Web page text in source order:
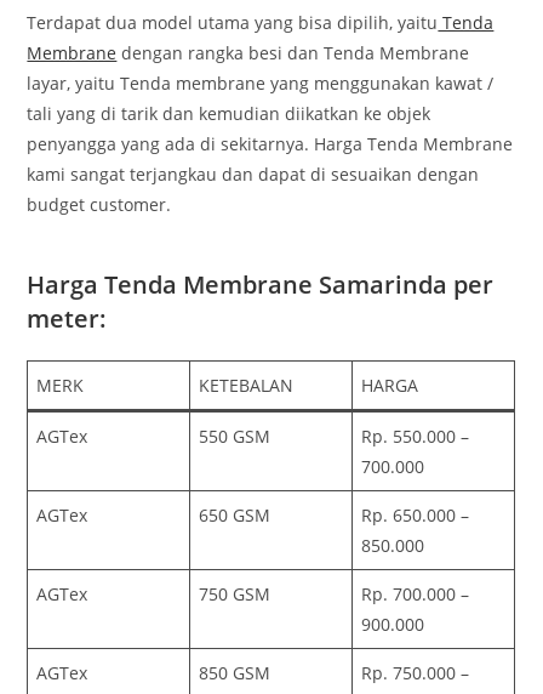
Terdapat dua model utama yang bisa dipilih, yaitu Tenda
Membrane dengan rangka besi dan Tenda Membrane
layar, yaitu Tenda membrane yang menggunakan kawat /
tali yang di tarik dan kemudian diikatkan ke objek
penyangga yang ada di sekitarnya. Harga Tenda Membrane
kami sangat terjangkau dan dapat di sesuaikan dengan
budget customer.
Harga Tenda Membrane Samarinda per
meter:
MERK KETEBALAN HARGA
AGTex 550 GSM
Rp. 550.000 –
700.000
AGTex 650 GSM
Rp. 650.000 –
850.000
AGTex 750 GSM
Rp. 700.000 –
900.000
AGTex 850 GSM
Rp. 750.000 –